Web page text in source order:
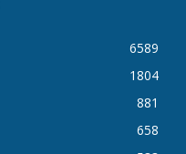
6589
1804
881
658